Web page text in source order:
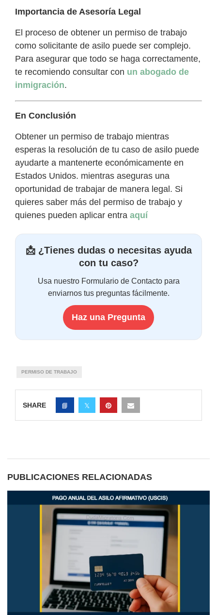
Importancia de Asesoría Legal
El proceso de obtener un permiso de trabajo
como solicitante de asilo puede ser complejo.
Para asegurar que todo se haga correctamente,
te recomiendo consultar con un abogado de
inmigración.
En Conclusión
Obtener un permiso de trabajo mientras
esperas la resolución de tu caso de asilo puede
ayudarte a mantenerte económicamente en
Estados Unidos. mientras aseguras una
oportunidad de trabajar de manera legal. Si
quieres saber más del permiso de trabajo y
quienes pueden aplicar entra aquí
📩 ¿Tienes dudas o necesitas ayuda
con tu caso?
Usa nuestro Formulario de Contacto para
enviarnos tus preguntas fácilmente.
Haz una Pregunta
PERMISO DE TRABAJO
SHARE
PUBLICACIONES RELACIONADAS